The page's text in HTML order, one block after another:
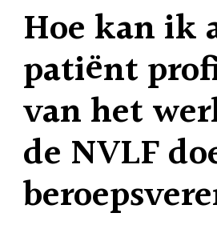
Hoe kan ik
patiënt
van het
de NVLF